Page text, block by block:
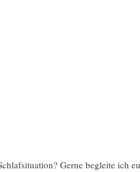
Gerne begleite ich